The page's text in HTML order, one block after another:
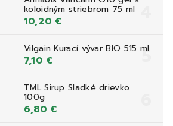
koloidným striebrom 75 ml
10,20 €
Vilgain Kurací vývar BIO 515 ml
7,10 €
TML Sirup Sladké drievko
100g
6,80 €